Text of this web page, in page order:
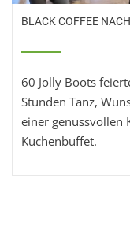
BLACK COFFEE
60 Jolly Boots
Stunden Tanz,
einer genussvollen
Kuchenbuffet.